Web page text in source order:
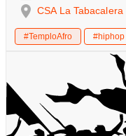
CSA La Tabacalera
#TemploAfro #hiphop